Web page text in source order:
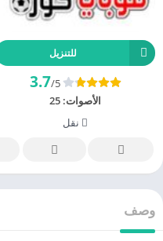
للتنزيل
3.7/5
الأصوات: 25
نقل
وصف